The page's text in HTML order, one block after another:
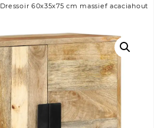
Dressoir 60x35x75 cm massief acaciahout